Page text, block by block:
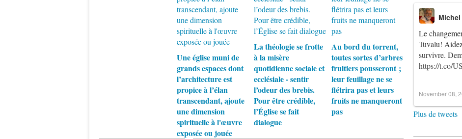
Une église muni de
grands espaces dont
l’architecture est
propice à l’élan
transcendant, ajoute
une dimension
spirituelle à l'œuvre
exposée ou jouée
La théologie se frotte
à la misère
quotidienne sociale et
ecclésiale - sentir
l’odeur des brebis.
Pour être crédible,
l’Église se fait
dialogue
Au bord du torrent,
toutes sortes d’arbres
fruitiers pousseront ;
leur feuillage ne se
flétrira pas et leurs
fruits ne manqueront
pas
Le
Tuvalu!
survivre.
https://t.co/
November 08,
Plus de tweets